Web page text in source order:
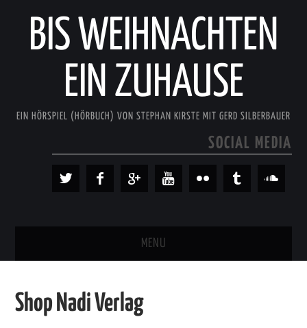
BIS WEIHNACHTEN
EIN ZUHAUSE
EIN HÖRSPIEL (HÖRBUCH) VON STEPHAN KIRSTE MIT GERD SILBERBAUER
SOCIAL MEDIA
MENU
STEPHAN KIRSTE
Shop Nadi Verlag